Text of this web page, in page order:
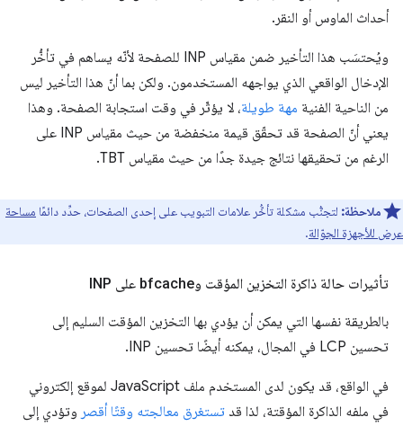
أحداث الماوس أو النقر.
ويُحتسَب هذا التأخير ضمن مقياس INP للصفحة لأنّه يساهم في تأخُّر
الإدخال الواقعي الذي يواجهه المستخدمون. ولكن بما أنّ هذا التأخير ليس
من الناحية الفنية مهة طويلة، لا يؤثّر في وقت استجابة الصفحة. وهذا
يعني أنّ الصفحة قد تحقّق قيمة منخفضة من حيث مقياس INP على
الرغم من تحقيقها نتائج جيدة جدًا من حيث مقياس TBT.
ملاحظة: لتجنُّب مشكلة تأخُّر علامات التبويب على إحدى الصفحات، حدِّد دائمًا مساحة
عرض للأجهزة الجوّالة.
تأثيرات حالة ذاكرة التخزين المؤقت وbfcache على INP
بالطريقة نفسها التي يمكن أن يؤدي بها التخزين المؤقت السليم إلى
تحسين LCP في المجال، يمكنه أيضًا تحسين INP.
في الواقع، قد يكون لدى المستخدم ملف JavaScript لموقع إلكتروني
في ملفه الذاكرة المؤقتة، لذا قد تستغرق معالجته وقتًا أقصر وتؤدي إلى